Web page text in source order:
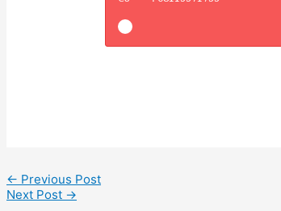
← Previous Post
Next Post →